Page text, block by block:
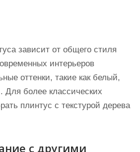
зависит от общего стиля
интерьеров
оттенки, такие как белый,
более классических
плинтус с текстурой дерева
с другими